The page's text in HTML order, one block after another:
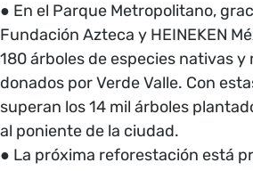
● En el Parque Metropolitano,
Fundación Azteca y HEINEKEN
180 árboles de especies nativas
donados por Verde Valle. Con
superan los 14 mil árboles
al poniente de la ciudad.
● La próxima reforestación está